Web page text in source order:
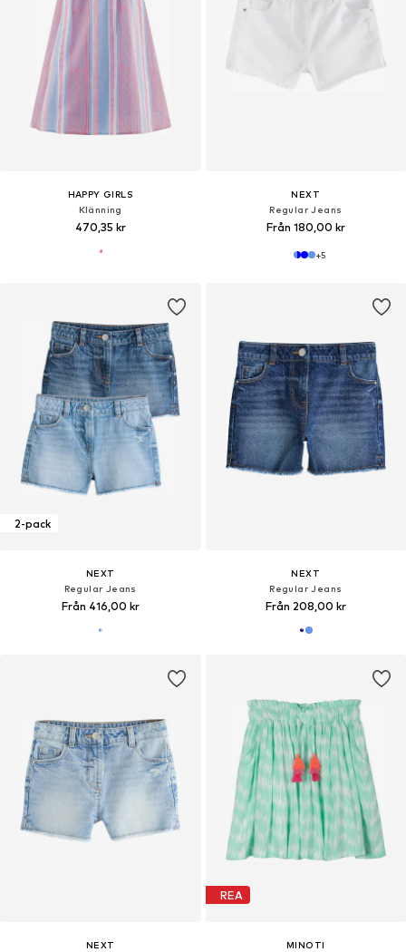
HAPPY GIRLS
Klänning
470,35 kr
NEXT
Regular Jeans
Från 180,00 kr
+5
2-pack
NEXT
Regular Jeans
Från 416,00 kr
NEXT
Regular Jeans
Från 208,00 kr
NEXT
REA
MINOTI